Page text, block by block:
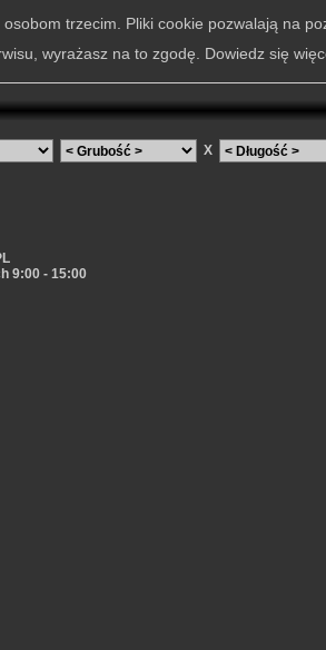
X
9:00 - 15:00
trzecim. Pliki cookie pozwalają na
wyrażasz na to zgodę. Dowiedz się